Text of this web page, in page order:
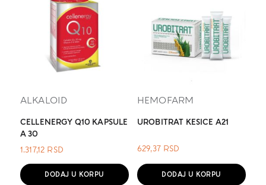
ALKALOID
CELLENERGY Q10 KAPSULE
A 30
1.317,12 RSD
DODAJ U KORPU
HEMOFARM
UROBITRAT KESICE A21
629,37 RSD
DODAJ U KORPU